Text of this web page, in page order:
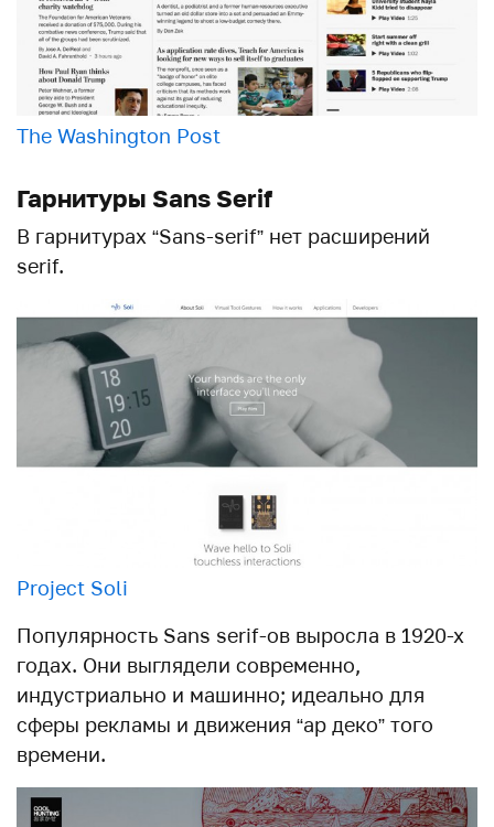
The Washington Post
Гарнитуры Sans Serif
В гарнитурах “Sans-serif” нет расширений
serif.
Project Soli
Популярность Sans serif-ов выросла в 1920-х
годах. Они выглядели современно,
индустриально и машинно; идеально для
сферы рекламы и движения “ар деко” того
времени.